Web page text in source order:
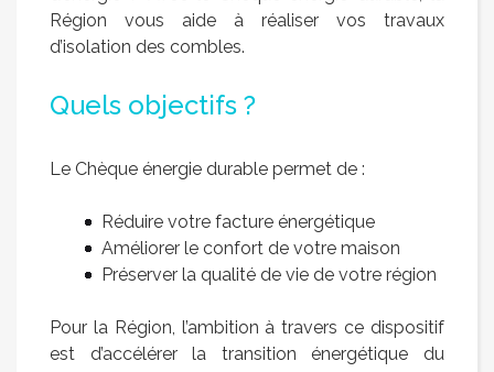
Région vous aide à réaliser vos travaux
d’isolation des combles.
Quels objectifs ?
Le Chèque énergie durable permet de :
Réduire votre facture énergétique
Améliorer le confort de votre maison
Préserver la qualité de vie de votre région
Pour la Région, l’ambition à travers ce dispositif
est d’accélérer la transition énergétique du